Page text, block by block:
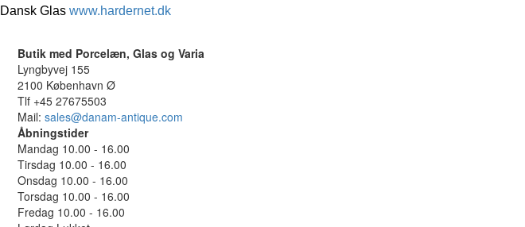
Glas www.hardernet.dk
Butik med Porcelæn, Glas og Varia
Lyngbyvej 155
2100 København Ø
Tlf +45 27675503
Mail: sales@danam-antique.com
Åbningstider
Mandag 10.00 - 16.00
Tirsdag 10.00 - 16.00
Onsdag 10.00 - 16.00
Torsdag 10.00 - 16.00
Fredag 10.00 - 16.00